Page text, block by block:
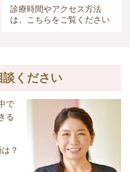
診療時間やアクセス方法
は、こちらをご覧ください
ください
で
る
？